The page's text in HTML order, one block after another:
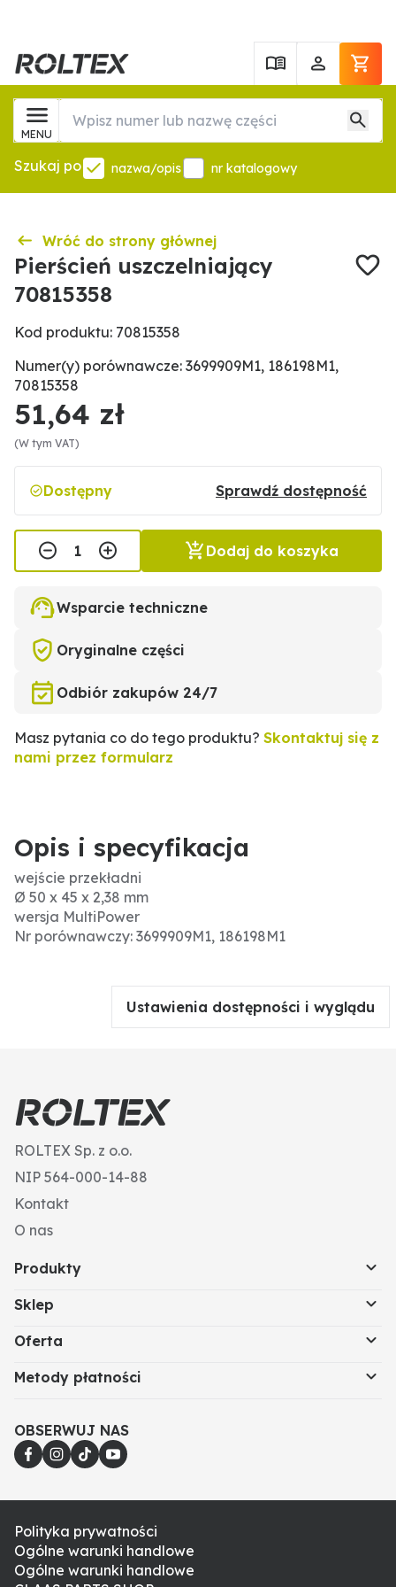
MENU
Szukaj po nazwa/opis nr katalogowy
Wróć do strony głównej
Pierścień uszczelniający
70815358
Kod produktu: 70815358
Numer(y) porównawcze: 3699909M1, 186198M1,
70815358
51,64 zł
(W tym VAT)
Dostępny Sprawdź dostępność
Dodaj do koszyka
Wsparcie techniczne
Oryginalne części
Odbiór zakupów 24/7
Masz pytania co do tego produktu? Skontaktuj się z
nami przez formularz
Opis i specyfikacja
wejście przekładni
Ø 50 x 45 x 2,38 mm
wersja MultiPower
Nr porównawczy: 3699909M1, 186198M1
Ustawienia dostępności i wyglądu
ROLTEX Sp. z o.o.
NIP 564-000-14-88
Kontakt
O nas
Produkty
Sklep
Oferta
Metody płatności
OBSERWUJ NAS
Polityka prywatności
Ogólne warunki handlowe
Ogólne warunki handlowe